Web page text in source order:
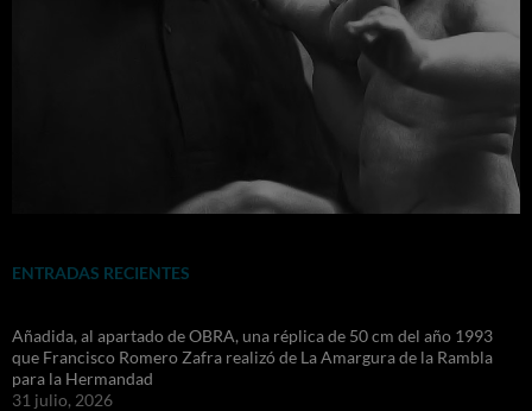
ENTRADAS RECIENTES
Añadida, al apartado de OBRA, una réplica de 50 cm del año 1993
que Francisco Romero Zafra realizó de La Amargura de la Rambla
para la Hermandad
31 julio, 2026